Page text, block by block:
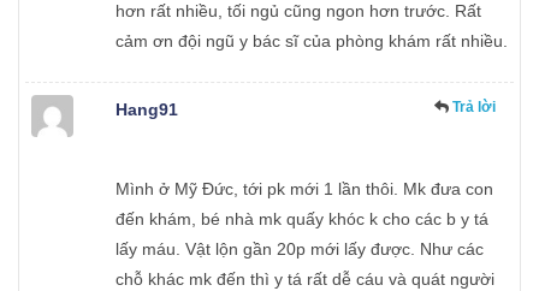
hơn rất nhiều, tối ngủ cũng ngon hơn trước. Rất
cảm ơn đội ngũ y bác sĩ của phòng khám rất nhiều.
Hang91 Trả lời
Mình ở Mỹ Đức, tới pk mới 1 lần thôi. Mk đưa con
đến khám, bé nhà mk quấy khóc k cho các b y tá
lấy máu. Vật lộn gần 20p mới lấy được. Như các
chỗ khác mk đến thì y tá rất dễ cáu và quát người